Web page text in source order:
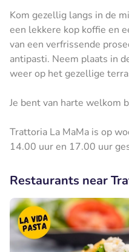
Kom gezellig langs in de
een lekkere kop koffie en
van een verfrissende
antipasti. Neem plaats in
weer op het gezellige
Je bent van harte welkom
Trattoria La MaMa is op
14.00 uur en 17.00 uur
Restaurants near